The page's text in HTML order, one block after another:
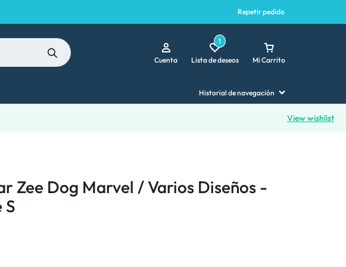
Repetir pedido
Cuenta Lista de deseos
1
Mi Carrito
Historial de navegación
View wishlist
Zee Dog Marvel / Varios Diseños -
S